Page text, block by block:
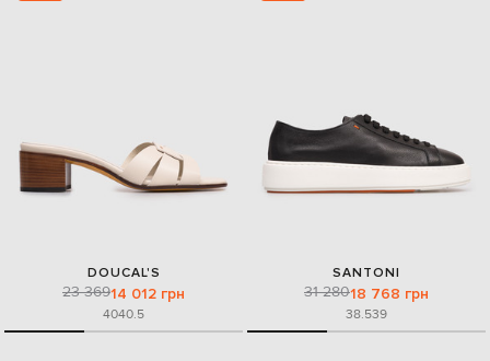
DOUCAL'S
23 36914 012 грн
4040.5
SANTONI
31 28018 768 грн
38.539